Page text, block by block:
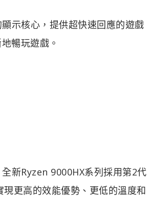
示核心，提供超快速回應的遊戲
暢玩遊戲。
新Ryzen 9000HX系列採用第2代
更高的效能優勢、更低的溫度和